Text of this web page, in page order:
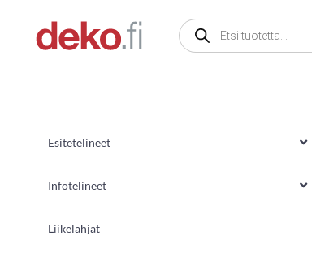
sisältöön
Products
search
Esitetelineet
Infotelineet
Liikelahjat